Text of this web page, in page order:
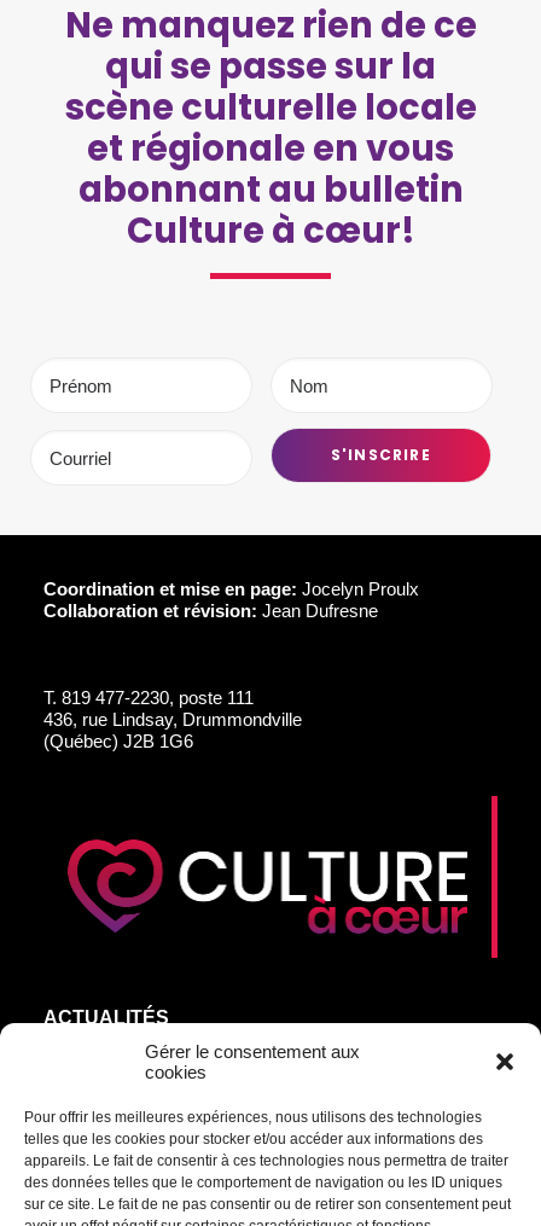
Gérer le consentement aux
cookies
Pour offrir les meilleures expériences, nous utilisons des technologies
telles que les cookies pour stocker et/ou accéder aux informations des
appareils. Le fait de consentir à ces technologies nous permettra de traiter
des données telles que le comportement de navigation ou les ID uniques
sur ce site. Le fait de ne pas consentir ou de retirer son consentement peut
Ne manquez rien de ce
qui se passe sur la
scène culturelle locale
et régionale en vous
abonnant au bulletin
Culture à cœur!
Coordination et mise en page: Jocelyn Proulx
Collaboration et révision: Jean Dufresne
T. 819 477-2230, poste 111
436, rue Lindsay, Drummondville
(Québec) J2B 1G6
ACTUALITÉS
AGEND’ART
NOS ARTISTES
ÉDITIONS
S’ABONNER